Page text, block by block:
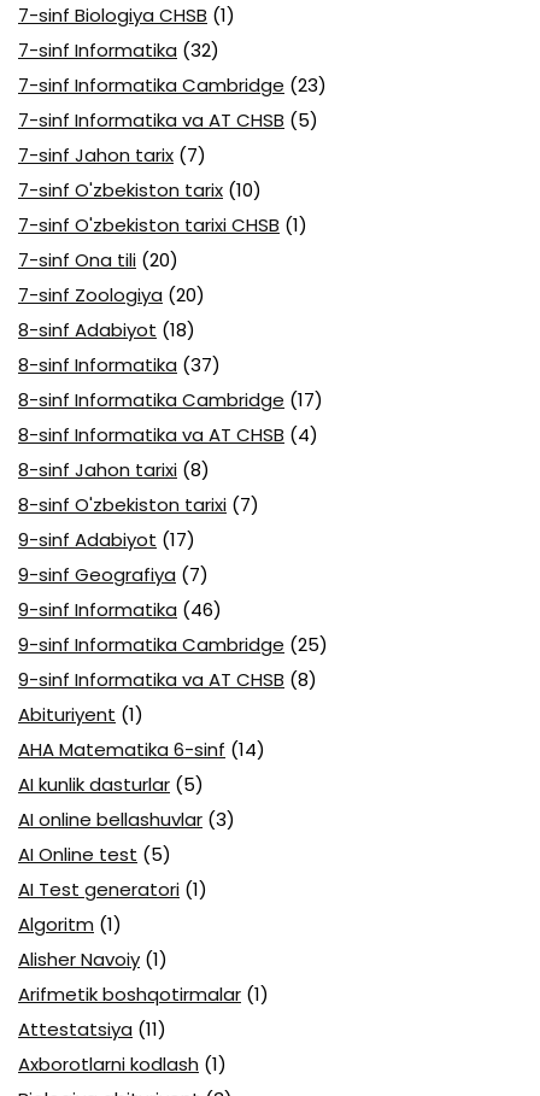
7-sinf Biologiya CHSB (1)
7-sinf Informatika (32)
7-sinf Informatika Cambridge (23)
7-sinf Informatika va AT CHSB (5)
7-sinf Jahon tarix (7)
7-sinf O'zbekiston tarix (10)
7-sinf O'zbekiston tarixi CHSB (1)
7-sinf Ona tili (20)
7-sinf Zoologiya (20)
8-sinf Adabiyot (18)
8-sinf Informatika (37)
8-sinf Informatika Cambridge (17)
8-sinf Informatika va AT CHSB (4)
8-sinf Jahon tarixi (8)
8-sinf O'zbekiston tarixi (7)
9-sinf Adabiyot (17)
9-sinf Geografiya (7)
9-sinf Informatika (46)
9-sinf Informatika Cambridge (25)
9-sinf Informatika va AT CHSB (8)
Abituriyent (1)
AHA Matematika 6-sinf (14)
AI kunlik dasturlar (5)
AI online bellashuvlar (3)
AI Online test (5)
AI Test generatori (1)
Algoritm (1)
Alisher Navoiy (1)
Arifmetik boshqotirmalar (1)
Attestatsiya (11)
Axborotlarni kodlash (1)